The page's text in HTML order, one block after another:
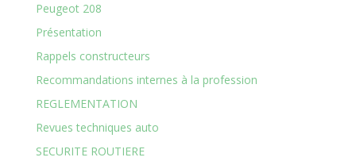
Peugeot 208
Présentation
Rappels constructeurs
Recommandations internes à la profession
REGLEMENTATION
Revues techniques auto
SECURITE ROUTIERE